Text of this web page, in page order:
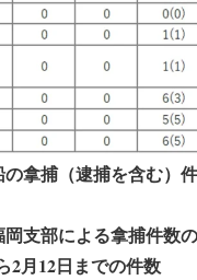
拿捕（逮捕を含む）
支部による拿捕件数
月12日までの件数